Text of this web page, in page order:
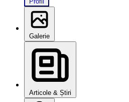
Galerie
Articole & Știri